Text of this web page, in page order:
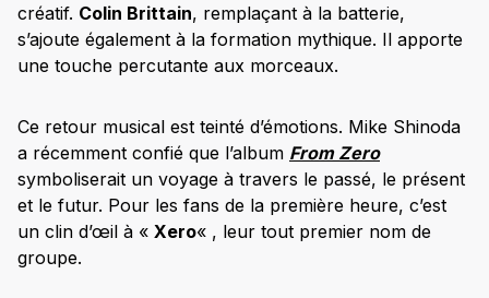
créatif. Colin Brittain, remplaçant à la batterie,
s’ajoute également à la formation mythique. Il apporte
une touche percutante aux morceaux.
Ce retour musical est teinté d’émotions. Mike Shinoda
a récemment confié que l’album From Zero
symboliserait un voyage à travers le passé, le présent
et le futur. Pour les fans de la première heure, c’est
un clin d’œil à « Xero« , leur tout premier nom de
groupe.